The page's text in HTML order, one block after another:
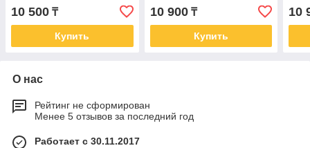
10 500 ₸
Купить
10 900₸
Купить
10
О нас
Рейтинг не сформирован
Менее 5 отзывов за последний год
Работает с 30.11.2017